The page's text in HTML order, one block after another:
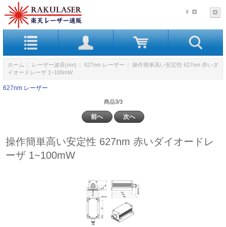
¥
ホーム :: レーザー波長(nm) :: 627nm レーザー :: 操作簡単高い安定性 627nm 赤いダ
イオードレーザ 1~100mW
627nm レーザー
商品3/3
前へ 次へ
操作簡単高い安定性 627nm 赤いダイオードレ
ーザ 1~100mW